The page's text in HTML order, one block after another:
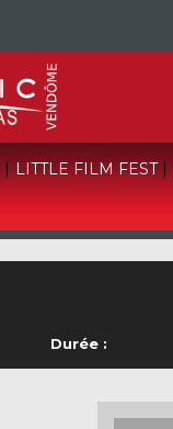
| LITTLE FILM FEST |
Durée :